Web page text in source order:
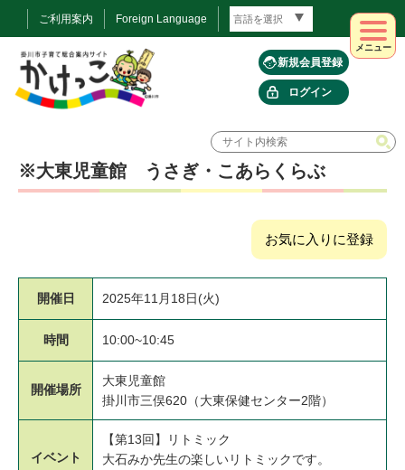
ご利用案内 Foreign Language
新規会員登録
ログイン
メニュー
※大東児童館 うさぎ・こあらくらぶ
お気に入りに登録
開催日 2025年11月18日(火)
時間 10:00~10:45
開催場所
大東児童館
掛川市三俣620（大東保健センター2階）
イベント
【第13回】リトミック
大石みか先生の楽しいリトミックです。